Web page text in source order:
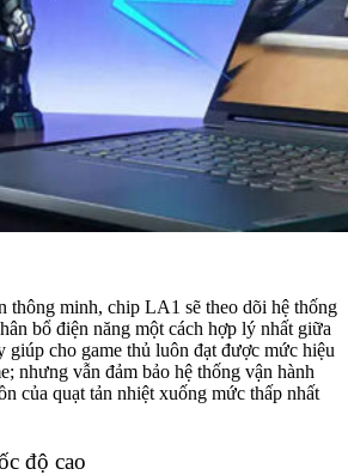
thông minh, chip LA1 sẽ theo dõi hệ thống
bổ điện năng một cách hợp lý nhất giữa
cho game thủ luôn đạt được mức hiệu
nhưng vẫn đảm bảo hệ thống vận hành
của quạt tản nhiệt xuống mức thấp nhất
độ cao